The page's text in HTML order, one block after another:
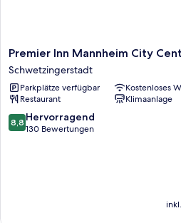
Premier
Inn
Mannheim
City
Centre
Schwetzingerstadt
Premier Inn Mannheim City
Schwetzingerstadt
Parkplätze verfügbar
Kostenloses
Restaurant
Klimaanlage
8.8
von
8,8 Hervorragend
130 Bewertungen